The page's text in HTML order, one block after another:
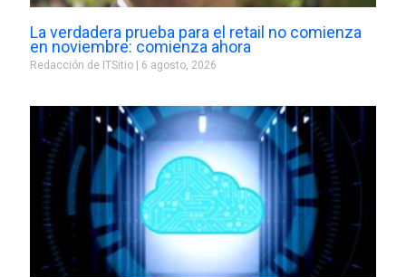
La verdadera prueba para el retail no comienza
en noviembre: comienza ahora
Redacción de ITSitio 6 agosto, 2026